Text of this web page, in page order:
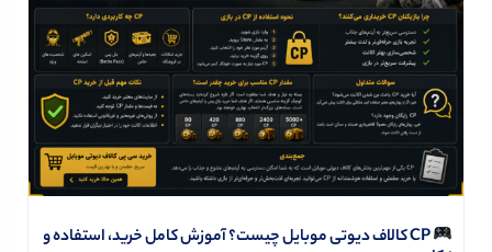
CP کالاف دیوتی موبایل چیست؟ آموزش کامل خرید، استفاده و